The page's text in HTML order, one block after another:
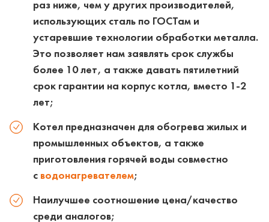
раз ниже, чем у других производителей,
использующих сталь по ГОСТам и
устаревшие технологии обработки металла.
Это позволяет нам заявлять срок службы
более 10 лет, а также давать пятилетний
срок гарантии на корпус котла, вместо 1-2
лет;
Котел предназначен для обогрева жилых и
промышленных объектов, а также
приготовления горячей воды совместно
с водонагревателем;
Наилучшее соотношение цена/качество
среди аналогов;